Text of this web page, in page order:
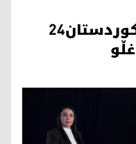
هەڤپەیڤینی تایبەتی کوردستان24